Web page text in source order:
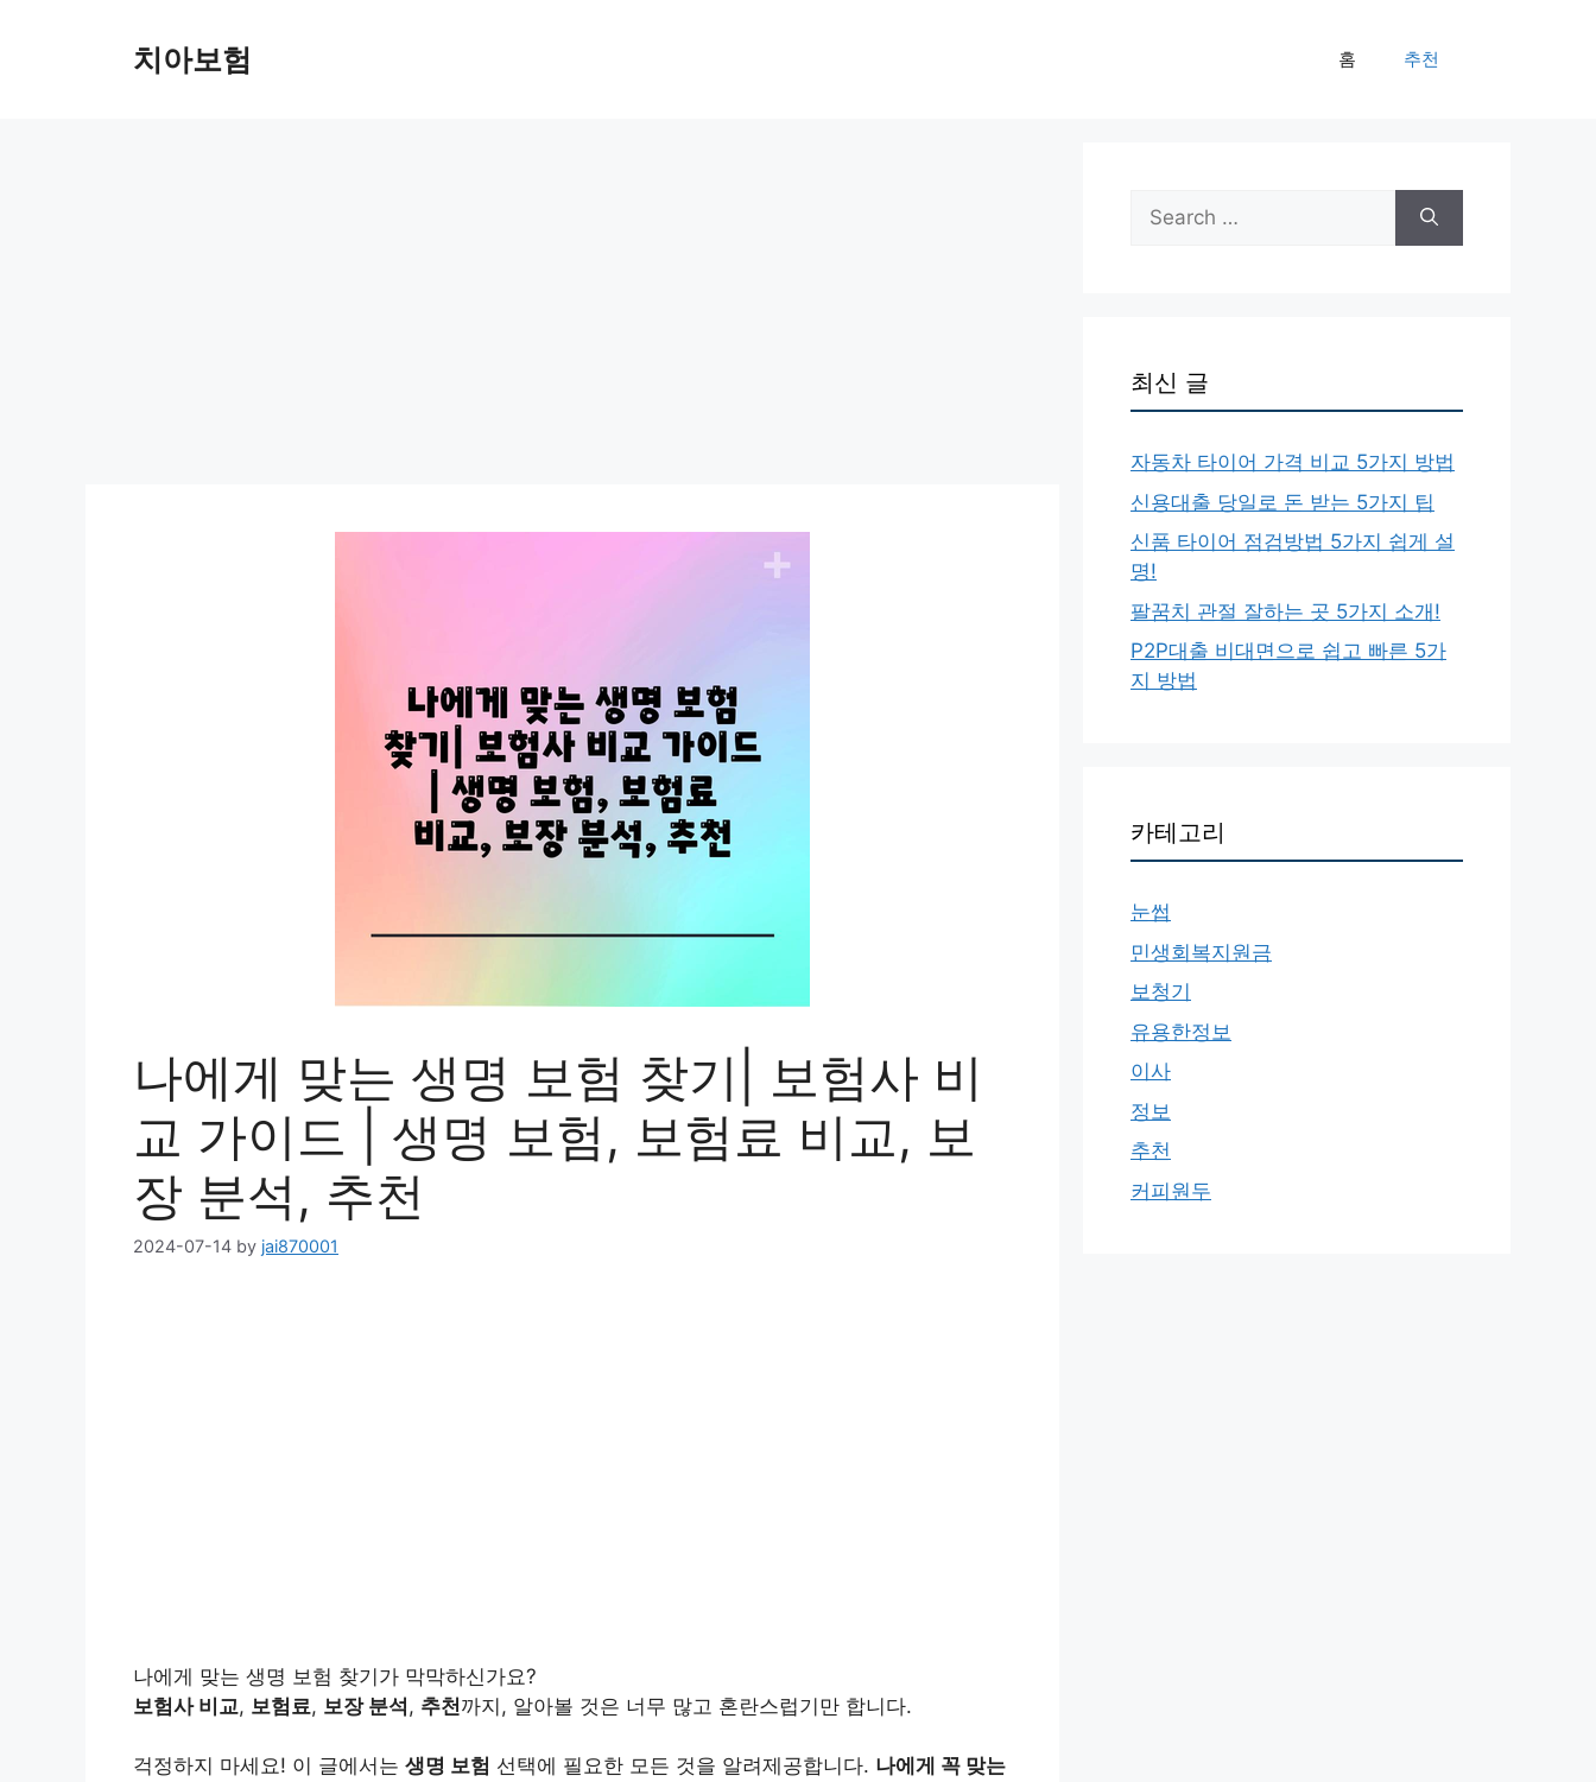
치아보험 홈 추천
나에게 맞는 생명 보험 찾기| 보험사 비
교 가이드 | 생명 보험, 보험료 비교, 보
장 분석, 추천
2024-07-14 by jai870001
나에게 맞는 생명 보험 찾기가 막막하신가요?
보험사 비교, 보험료, 보장 분석, 추천까지, 알아볼 것은 너무 많고 혼란스럽기만 합니다.
걱정하지 마세요! 이 글에서는 생명 보험 선택에 필요한 모든 것을 알려제공합니다. 나에게 꼭 맞는
Search
for:
최신 글
자동차 타이어 가격 비교 5가지 방법
신용대출 당일로 돈 받는 5가지 팁
신품 타이어 점검방법 5가지 쉽게 설
명!
팔꿈치 관절 잘하는 곳 5가지 소개!
P2P대출 비대면으로 쉽고 빠른 5가
지 방법
카테고리
눈썹
민생회복지원금
보청기
유용한정보
이사
정보
추천
커피원두